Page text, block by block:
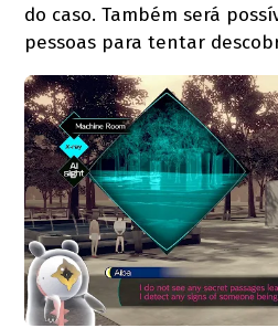
do caso. Também será
pessoas para tentar